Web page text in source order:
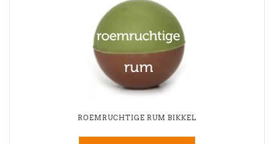
ROEMRUCHTIGE RUM BIKKEL